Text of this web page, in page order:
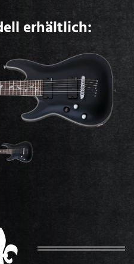
erhältlich: